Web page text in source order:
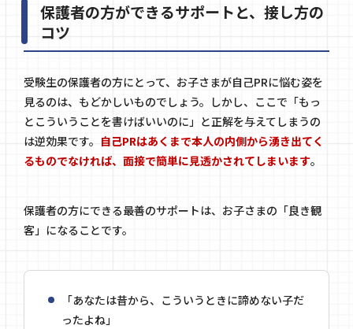
保護者の方ができるサポートと、接し方の
コツ
受験生の保護者の方にとって、お子さまが自己PRに悩む姿を
見るのは、もどかしいものでしょう。しかし、ここで「もっ
とこういうことを書けばいいのに」と正解を与えてしまうの
は逆効果です。 自己PRはあくまで本人の内側から湧き出てく
るものでなければ、面接で簡単に見透かされてしまいます。
保護者の方にできる最善のサポートは、お子さまの「良き観
客」になることです。
「あなたは昔から、こういうときに諦めない子だ
ったよね」